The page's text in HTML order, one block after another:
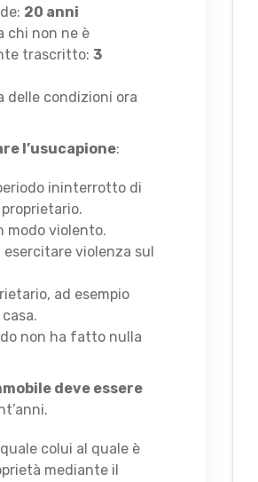
20 anni
chi non ne è
trascritto: 3
delle condizioni ora
l’usucapione:
ininterrotto di
modo violento.
esercitare violenza sul
ad esempio
non ha fatto nulla
deve essere
colui al quale è
mediante il